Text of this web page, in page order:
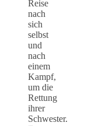
Reise
nach
sich
selbst
und
nach
einem
Kampf,
um die
Rettung
ihrer
Schwester.